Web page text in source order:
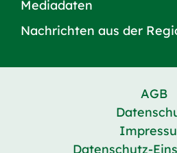
Mediadaten
Nachrichten aus der
AGB
Datenschutz-